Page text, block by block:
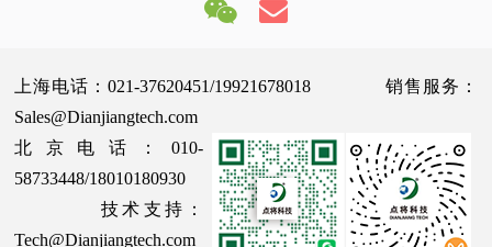
上海电话：021-37620451/19921678018 销售服务：
Sales@Dianjiangtech.com
北京电话：010-
58733448/18010180930
技术支持：
Tech@Dianjiangtech.com